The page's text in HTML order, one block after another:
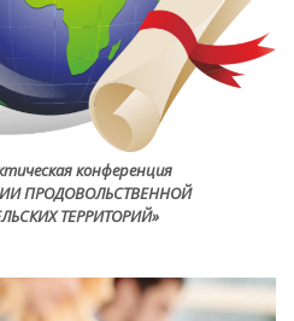
конференция
ПРОДОВОЛЬСТВЕННОЙ
ТЕРРИТОРИЙ»